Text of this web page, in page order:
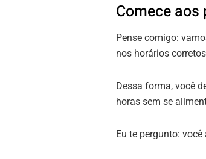
Comece aos
Pense comigo:
nos horários
Dessa forma, você
horas sem se
Eu te pergunto: